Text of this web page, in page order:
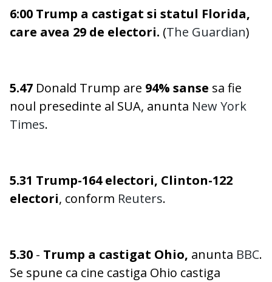
6:00 Trump a castigat si statul Florida,
care avea 29 de electori. (The Guardian)
5.47 Donald Trump are 94% sanse sa fie
noul presedinte al SUA, anunta New York
Times.
5.31 Trump-164 electori, Clinton-122
electori, conform Reuters.
5.30 - Trump a castigat Ohio, anunta BBC.
Se spune ca cine castiga Ohio castiga